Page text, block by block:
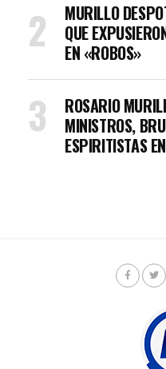
MURILLO
QUE
EN «ROBOS»
ROSARIO
MINISTROS,
ESPIRITISTAS